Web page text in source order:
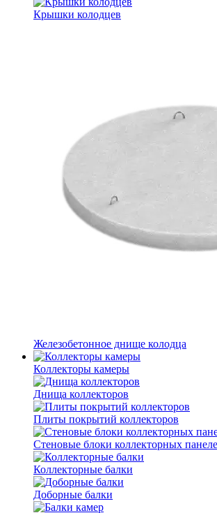
Крышки колодцев
Железобетонное днище колодца
Коллекторы камеры
Днища коллекторов
Плиты покрытий коллекторов
Стеновые блоки коллекторных
Коллекторные балки
Доборные балки